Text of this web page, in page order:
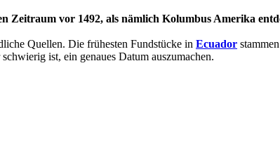
Zeitraum vor 1492, als nämlich Kolumbus Amerika
Quellen. Die frühesten Fundstücke in Ecuador
ist, ein genaues Datum auszumachen.